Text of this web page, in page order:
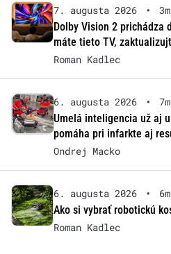
7. augusta 2026 •
3m
Dolby Vision 2 prichádza
máte tieto TV,
Roman Kadlec
6. augusta 2026 •
7m
Umelá inteligencia už aj
pomáha pri infarkte aj
Ondrej Macko
6. augusta 2026 •
6m
Ako si vybrať robotickú
Roman Kadlec